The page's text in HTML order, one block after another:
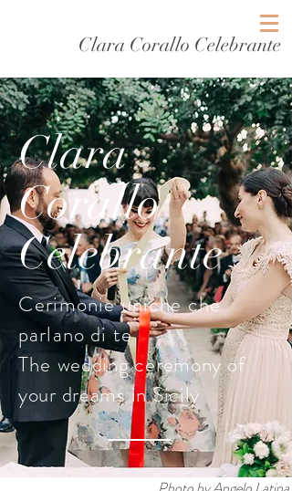
Clara Corallo Celebrante
Clara
Corallo
Celebrante
Cerimonie uniche che
parlano di te
The wedding ceremony of
your dreams in Sicily